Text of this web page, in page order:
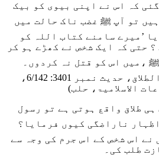
کہ اس نے اپنی بیوی کو بیک
ہیں تو آپ ﷺ غضب ناک حالت میں
’میرے سامنے کتاب اللہ کو
حتی کہ ایک شخص نے کھڑے ہو کر
،میں اس کو قتل نہ کردوں۔
(سنن النسائی، کتاب الطلاق، حدیث نمبر 3401: 6/142،
الاسلامیۃ، حلب)
ہی طلاق واقع ہوتی ہے تو رسول
ناراضگی کیوں فرمایا؟
نے اس شخص کے اس جرم کی وجہ سے
طلب کی۔